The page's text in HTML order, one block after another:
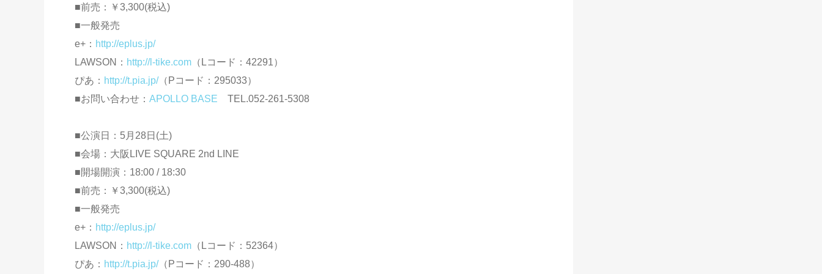
■前売：￥3,300(税込)
■一般発売
e+： http://eplus.jp/
LAWSON： http://l-tike.com （Lコード：42291）
ぴあ： http://t.pia.jp/（Pコード：295033）
■お問い合わせ： APOLLO BASE TEL.052-261-5308
■公演日：5月28日(土)
■会場：大阪LIVE SQUARE 2nd LINE
■開場開演：18:00 / 18:30
■前売：￥3,300(税込)
■一般発売
e+： http://eplus.jp/
LAWSON： http://l-tike.com （Lコード：52364）
ぴあ： http://t.pia.jp/（Pコード：290-488）